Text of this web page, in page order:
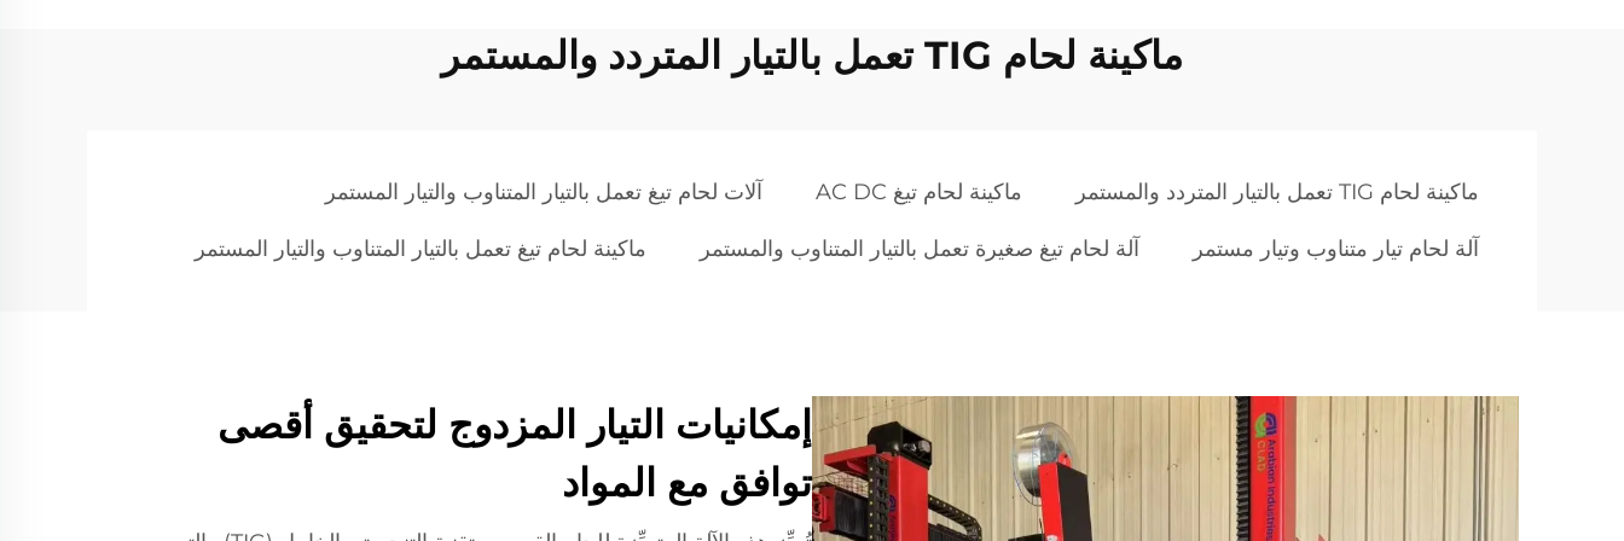
ماكينة لحام TIG تعمل بالتيار المتردد والمستمر
ماكينة لحام TIG تعمل بالتيار المتردد والمستمر ماكينة لحام تيغ AC DC آلات لحام تيغ تعمل بالتيار المتناوب والتيار المستمر
آلة لحام تيار متناوب وتيار مستمر آلة لحام تيغ صغيرة تعمل بالتيار المتناوب والمستمر ماكينة لحام تيغ تعمل بالتيار المتناوب والتيار المستمر
إمكانيات التيار المزدوج لتحقيق أقصى
توافق مع المواد